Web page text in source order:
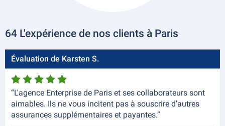
64 L'expérience de nos clients à Paris
Évaluation de Karsten S.
“L'agence Enterprise de Paris et ses collaborateurs sont
aimables. Ils ne vous incitent pas à souscrire d'autres
assurances supplémentaires et payantes.”